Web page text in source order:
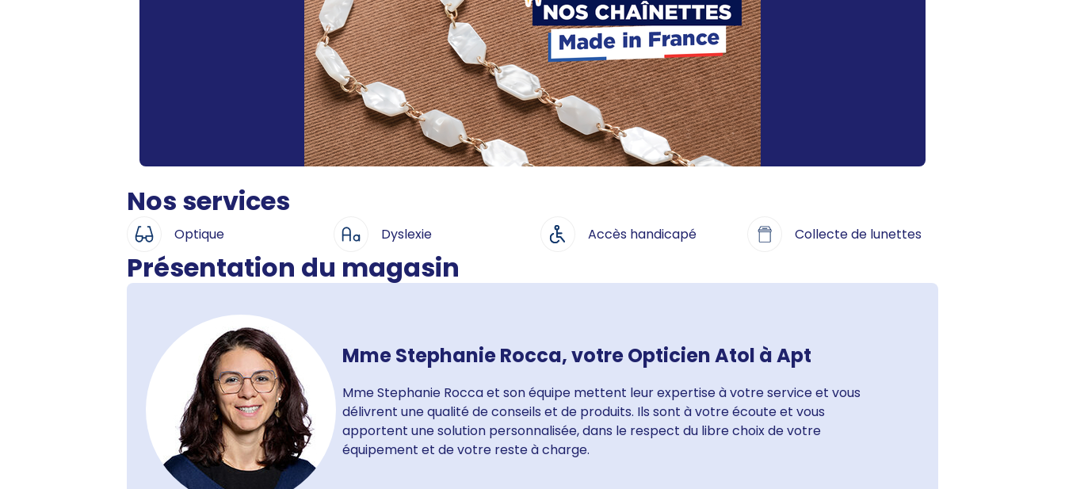
Nos services
Optique Dyslexie Accès handicapé Collecte de lunettes
Présentation du magasin
Mme Stephanie Rocca, votre Opticien Atol à Apt
Mme Stephanie Rocca et son équipe mettent leur expertise à votre service et vous
délivrent une qualité de conseils et de produits. Ils sont à votre écoute et vous
apportent une solution personnalisée, dans le respect du libre choix de votre
équipement et de votre reste à charge.